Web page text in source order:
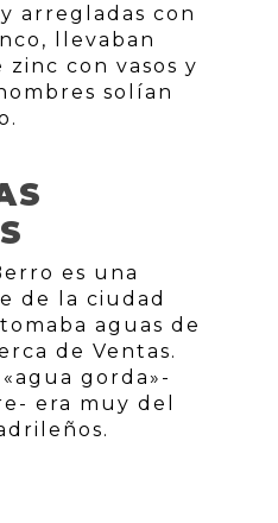
arregladas con
llevaban
con vasos y
solían
es una
de la ciudad
aguas de
de Ventas.
gorda»-
era muy del